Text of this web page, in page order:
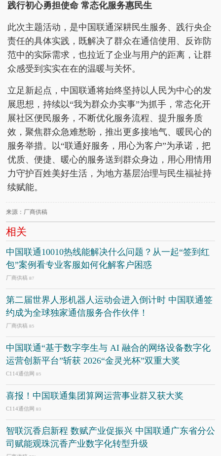
践行初心勇担使命 常态化服务惠民生
此次主题活动，是中国联通深耕民生服务、践行央企
责任的具体实践，既解决了群众在通信使用、反诈防
范中的实际需求，也拉近了企业与用户的距离，让群
众感受到实实在在的温暖与关怀。
立足新起点，中国联通将始终坚持以人民为中心的发
展思想，持续以“我为群众办实事”为抓手，常态化开
展社区便民服务，不断优化服务流程、提升服务质
效，聚焦群众急难愁盼，推出更多接地气、暖民心的
服务举措。以“联通好服务，用心为客户”为承诺，把
优质、便捷、暖心的服务送到群众身边，用心用情用
力守护百姓美好生活，为地方基层治理与民生福祉持
续赋能。
来源：厂商供稿
相关
中国联通10010热线能解决什么问题？从一起“签到红
包”案例看专业客服如何化解客户困惑
厂商供稿 8/7
第二届世界人形机器人运动会进入倒计时 中国联通签
约成为全球独家通信服务合作伙伴！
厂商供稿 8/5
中国联通“基于数字孪生与 AI 融合的网络设备数字化
运营创新平台”斩获 2026“金灵光杯”双重大奖
C114通信网 8/5
喜报！中国联通集团算网运营事业群又获大奖
C114通信网 8/3
智联沉香启新程 数赋产业促振兴 中国联通广东省分公
司赋能观珠沉香产业数字化转型升级